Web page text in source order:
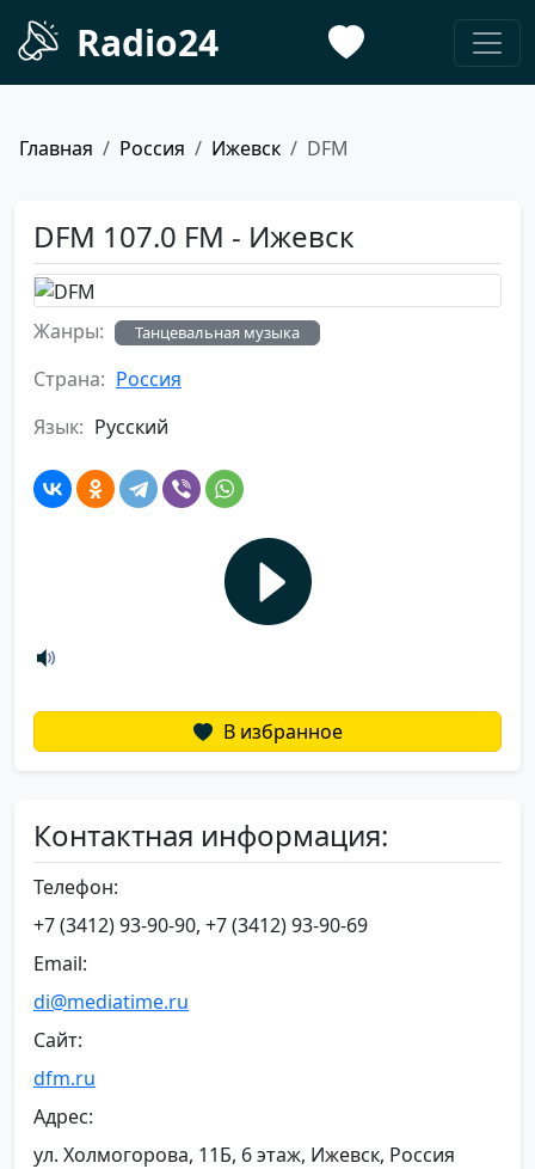
Radio24
Главная Россия Ижевск DFM
DFM 107.0 FM - Ижевск
Жанры: Танцевальная музыка
Страна: Россия
Язык: Русский
В избранное
Контактная информация:
Телефон:
+7 (3412) 93-90-90, +7 (3412) 93-90-69
Email:
di@mediatime.ru
Сайт:
dfm.ru
Адрес:
ул. Холмогорова, 11Б, 6 этаж, Ижевск, Россия